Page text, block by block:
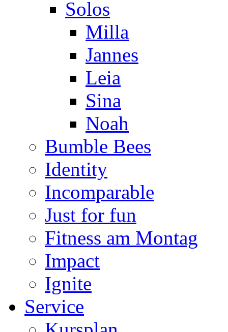
Solos
Milla
Jannes
Leia
Sina
Noah
Bumble Bees
Identity
Incomparable
Just for fun
Fitness am Montag
Impact
Ignite
Service